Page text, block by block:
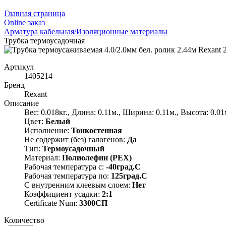
Главная страница
Оnline заказ
Арматура кабельная/Изоляционные материалы
Трубка термоусадочная
Артикул
1405214
Бренд
Rexant
Описание
Вес: 0.018кг., Длина: 0.11м., Ширина: 0.11м., Высота:
Цвет: Белый
Исполнение: Тонкостенная
Не содержит (без) галогенов: Да
Тип: Термоусадочный
Материал: Полиолефин (PEX)
Рабочая температура с: -40град.C
Рабочая температура по: 125град.C
С внутренним клеевым слоем: Нет
Коэффициент усадки: 2:1
Certificate Num: 3300СП
Количество